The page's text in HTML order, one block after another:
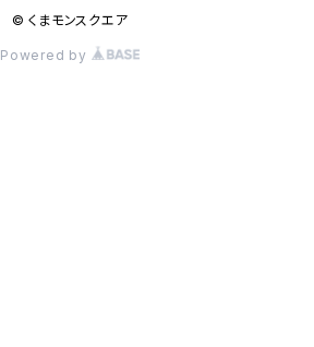
© くまモンスクエア
Powered by